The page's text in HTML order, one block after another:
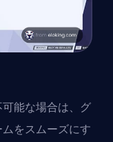
能な場合は、グ
をスムーズにす